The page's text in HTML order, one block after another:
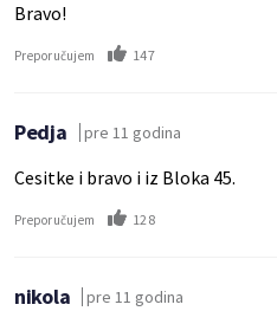
Bravo!
Preporučujem 147
Pedja pre 11 godina
Cesitke i bravo i iz Bloka 45.
Preporučujem 128
nikola pre 11 godina